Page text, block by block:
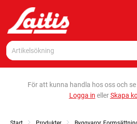
För att kunna handla hos oss och
Logga in ellerSkapa